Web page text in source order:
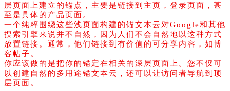
层页面上建立的锚点，主要是链接到主页，登录页面，甚
至是具体的产品页面。
一个纯粹围绕这些浅页面构建的锚文本云对Google和其他
搜索引擎来说并不自然，因为人们不会自然地以这种方式
放置链接。通常，他们链接到有价值的可分享内容，如博
客帖子。
你应该做的是把你的锚定在相关的深层页面上。您不仅可
以创建自然的多用途锚文本云，还可以让访问者导航到顶
层页面。